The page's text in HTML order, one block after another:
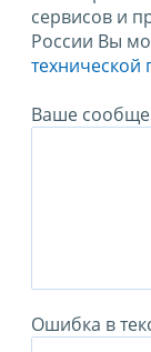
сервисов и
России Вы
технической
Ваше
Ошибка в